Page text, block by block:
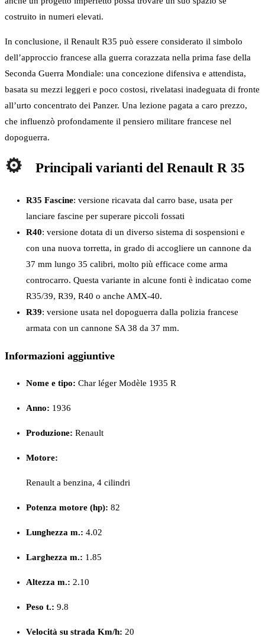
costruito in numeri elevati.
In conclusione, il Renault R35 può essere considerato il simbolo
dell’approccio francese alla guerra corazzata nella prima fase della
Seconda Guerra Mondiale: una concezione difensiva e attendista,
basata su mezzi leggeri e poco costosi, rivelatasi inadeguata di fronte
all’urto concentrato dei Panzer. Una lezione pagata a caro prezzo,
che influenzò profondamente il pensiero militare francese nel
dopoguerra.
Principali varianti del Renault R 35
R35 Fascine: versione ricavata dal carro base, usata per
lanciare fascine per superare piccoli fossati
R40: versione dotata di un diverso sistema di sospensioni e
con una nuova torretta, in grado di accogliere un cannone da
37 mm lungo 35 calibri, molto più efficace come arma
controcarro. Questa variante in alcune fonti è indicatao come
R35/39, R39, R40 o anche AMX-40.
R39: versione usata nel dopoguerra dalla polizia francese
armata con un cannone SA 38 da 37 mm.
Informazioni aggiuntive
Nome e tipo: Char léger Modèle 1935 R
Anno: 1936
Produzione: Renault
Motore:
Renault a benzina, 4 cilindri
Potenza motore (hp): 82
Lunghezza m.: 4.02
Larghezza m.: 1.85
Altezza m.: 2.10
Peso t.: 9.8
Velocità su strada Km/h: 20